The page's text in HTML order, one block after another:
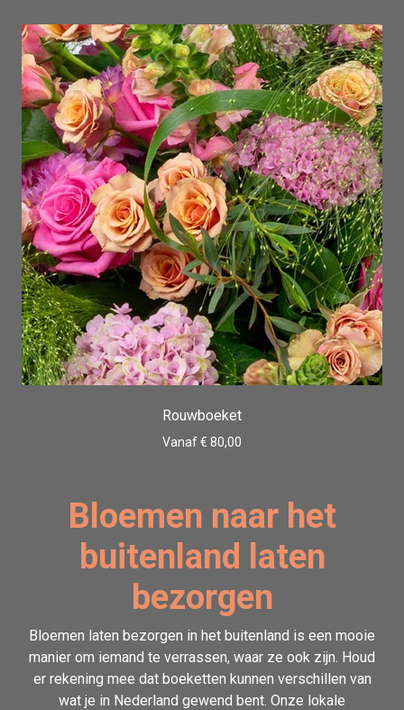
Rouwboeket
Vanaf € 80,00
Bloemen naar het
buitenland laten
bezorgen
Bloemen laten bezorgen in het buitenland is een mooie
manier om iemand te verrassen, waar ze ook zijn. Houd
er rekening mee dat boeketten kunnen verschillen van
wat je in Nederland gewend bent. Onze lokale